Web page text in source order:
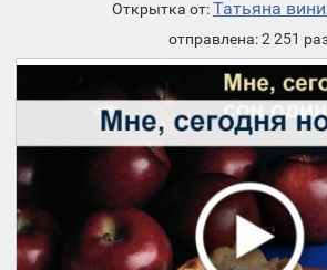
Открытка от:Татьяна
отправлена: 2 251